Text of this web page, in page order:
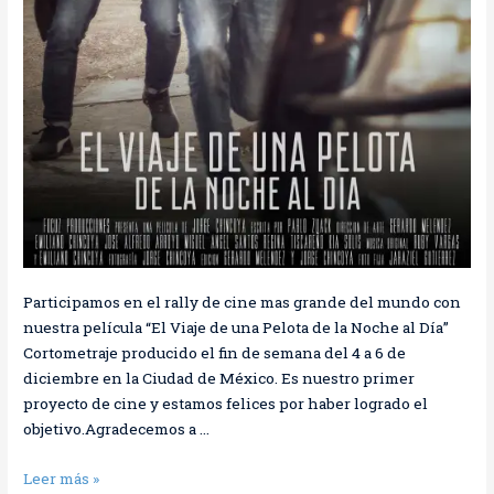
Participamos en el rally de cine mas grande del mundo con
nuestra película “El Viaje de una Pelota de la Noche al Día”
Cortometraje producido el fin de semana del 4 a 6 de
diciembre en la Ciudad de México. Es nuestro primer
proyecto de cine y estamos felices por haber logrado el
objetivo.Agradecemos a …
Leer más »